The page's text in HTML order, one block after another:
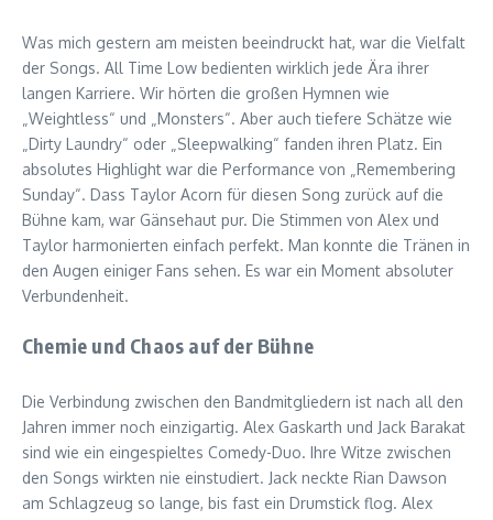
Was mich gestern am meisten beeindruckt hat, war die Vielfalt
der Songs. All Time Low bedienten wirklich jede Ära ihrer
langen Karriere. Wir hörten die großen Hymnen wie
„Weightless“ und „Monsters“. Aber auch tiefere Schätze wie
„Dirty Laundry“ oder „Sleepwalking“ fanden ihren Platz. Ein
absolutes Highlight war die Performance von „Remembering
Sunday“. Dass Taylor Acorn für diesen Song zurück auf die
Bühne kam, war Gänsehaut pur. Die Stimmen von Alex und
Taylor harmonierten einfach perfekt. Man konnte die Tränen in
den Augen einiger Fans sehen. Es war ein Moment absoluter
Verbundenheit.
Chemie und Chaos auf der Bühne
Die Verbindung zwischen den Bandmitgliedern ist nach all den
Jahren immer noch einzigartig. Alex Gaskarth und Jack Barakat
sind wie ein eingespieltes Comedy-Duo. Ihre Witze zwischen
den Songs wirkten nie einstudiert. Jack neckte Rian Dawson
am Schlagzeug so lange, bis fast ein Drumstick flog. Alex